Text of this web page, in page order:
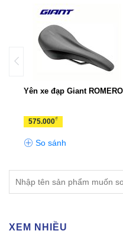
Yên xe đạp Giant ROMERO
575.000₫
So sánh
XEM NHIỀU